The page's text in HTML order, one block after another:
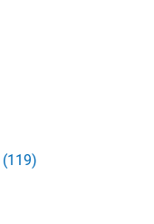
(119)